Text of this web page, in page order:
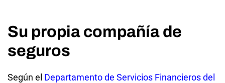
Su propia compañía de
seguros
Según el Departamento de Servicios Financieros del